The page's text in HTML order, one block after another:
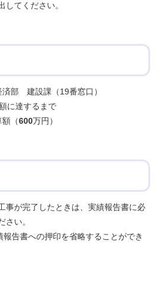
してください。
部 建設課（19番窓口）
に達するまで
（600万円）
事が完了したときは、実績報告書に必
さい。
告書への押印を省略することができ